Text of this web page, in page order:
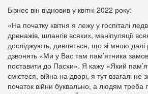
Бізнес він відновив у квітні 2022 року:
«На початку квітня я лежу у госпіталі
дренажів, шлангів всяких, маніпуляції
досліджують, дивляться, що зі мною
дзвонять «Ми у Вас там пам’ятника
поставити до Пасхи». Я кажу «Який
смієтеся, війна на дворі, я тут взагалі
початок війни буквально, а людям треба